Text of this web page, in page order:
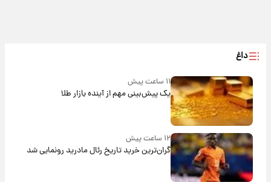
داغ
۱۱ ساعت پیش
یک پیش‌بینی مهم از آینده بازار طلا
۱۲ ساعت پیش
گران‌ترین خرید تاریخ رئال مادرید رونمایی شد